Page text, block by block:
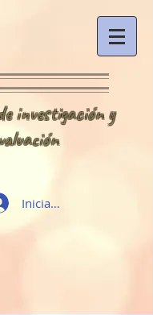
investigación y
Iniciar sesión